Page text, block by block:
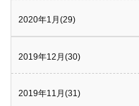
2020年1月(29)
2019年12月(30)
2019年11月(31)